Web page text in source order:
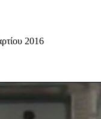
2016